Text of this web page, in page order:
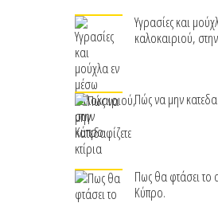
Υγρασίες και
καλοκαιριού,
Πώς να μην
Πως θα φτάσει το
Κύπρο.